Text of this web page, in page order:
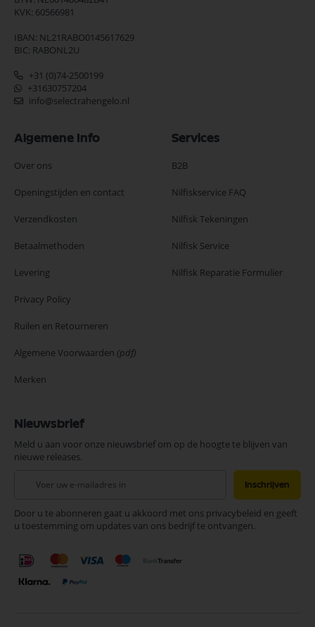
KVK: 60566981
IBAN: NL21RABO0145617629
BIC: RABONL2U
+31 (0)74-2500199
+31630757204
info@selectrahengelo.nl
Algemene Info
Over ons
Openingstijden en contact
Verzendkosten
Betaalmethoden
Levering
Privacy Policy
Ruilen en Retourneren
Algemene Voorwaarden (pdf)
Merken
Services
B2B
Nilfiskservice FAQ
Nilfisk Tekeningen
Nilfisk Service
Nilfisk Reparatie Formulier
Nieuwsbrief
Meld u aan voor onze nieuwsbrief om op de hoogte te blijven van
nieuwe releases.
onze
nieuwsbrief
Inschrijven
Door u te abonneren gaat u akkoord met ons privacybeleid en geeft
u toestemming om updates van ons bedrijf te ontvangen.